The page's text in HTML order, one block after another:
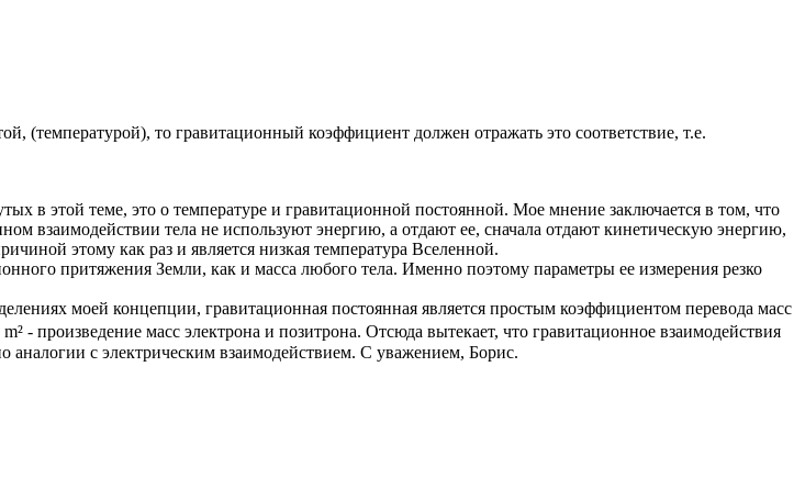
(температурой), то гравитационный коэффициент должен отражать это соответствие, т.е.
в этой теме, это о температуре и гравитационной постоянной. Мое мнение заключается в том, что
взаимодействии тела не используют энергию, а отдают ее, сначала отдают кинетическую энергию,
этому как раз и является низкая температура Вселенной.
притяжения Земли, как и масса любого тела. Именно поэтому параметры ее измерения резко
моей концепции, гравитационная постоянная является простым коэффициентом перевода масс
- произведение масс электрона и позитрона. Отсюда вытекает, что гравитационное взаимодействия
аналогии с электрическим взаимодействием. С уважением, Борис.